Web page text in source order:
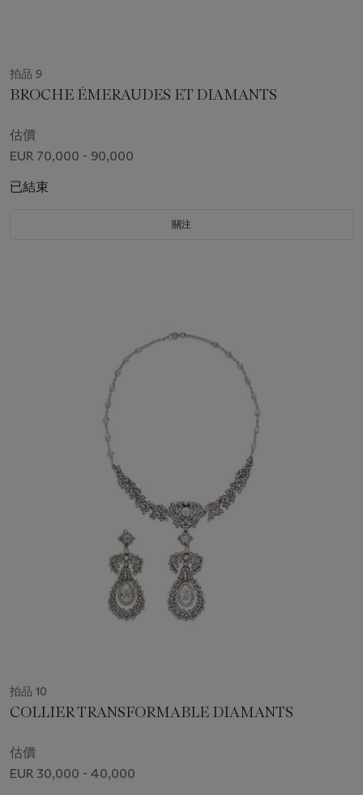
拍品 9
BROCHE ÉMERAUDES ET DIAMANTS
估價
EUR 70,000 - 90,000
已結束
關注
拍品 10
COLLIER TRANSFORMABLE DIAMANTS
估價
EUR 30,000 - 40,000